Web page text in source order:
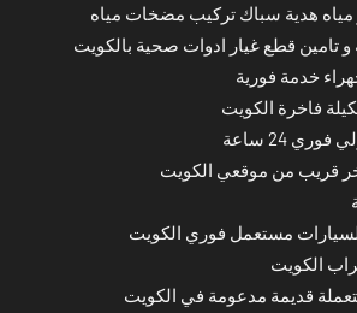
مياه هدية سباك تركيب مضخات مياه
تامين قطع غيار ادوات صحية بالكويت
خدمة فورية
فاخرة الكويت
24 ساعة
قريب من موقعي الكويت
مستعمل فوري الكويت
الكويت
قديمة مدعومة في الكويت